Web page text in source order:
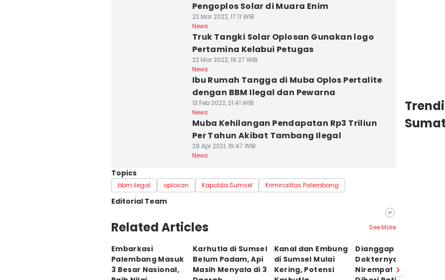
Pengoplos Solar di Muara Enim
23 Mar 2022, 17:11 WIB
News
Truk Tangki Solar Oplosan Gunakan logo
Pertamina Kelabui Petugas
22 Mar 2022, 18:27 WIB
News
Ibu Rumah Tangga di Muba Oplos Pertalite
dengan BBM Ilegal dan Pewarna
13 Feb 2022, 21:41 WIB
News
Muba Kehilangan Pendapatan Rp3 Triliun
Per Tahun Akibat Tambang Ilegal
28 Apr 2021, 16:47 WIB
News
Topics
bbm ilegal oplosan Kapolda Sumsel Kriminalitas Palembang
Editorial Team
Editor
Deryardli Tiarhendi
Editor
Rangga Erfizal
Related Articles See More
Embarkasi
Palembang Masuk
3 Besar Nasional,
Karhutla di Sumsel
Belum Padam, Api
Masih Menyala di 3
Kanal dan Embung
di Sumsel Mulai
Kering, Potensi
Dianggap
Dokternya
Nirempati, RS Pusri